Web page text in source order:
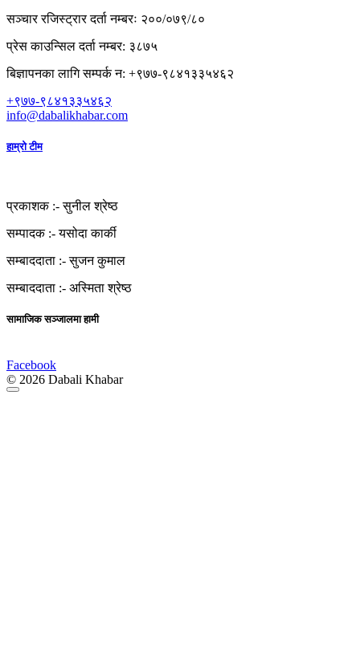
सञ्चार रजिस्ट्रार दर्ता नम्बरः २००/०७९/८०
प्रेस काउन्सिल दर्ता नम्बर: ३८७५
बिज्ञापनका लागि सम्पर्क न: +९७७-९८४१३३५४६२
+९७७-९८४१३३५४६२
info@dabalikhabar.com
हाम्रो टीम
प्रकाशक :-सुनील श्रेष्ठ
सम्पादक :-यसोदा कार्की
सम्बाददाता :-सुजन कुमाल
सम्बाददाता :- अस्मिता श्रेष्ठ
सामाजिक सञ्जालमा हामी
Facebook
© 2026 Dabali Khabar